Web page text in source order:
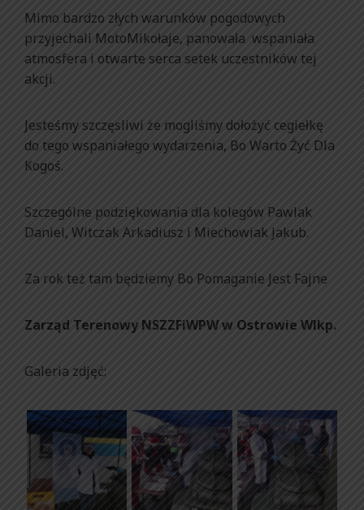
Mimo bardzo złych warunków pogodowych
przyjechali MotoMikołaje, panowała wspaniała
atmosfera i otwarte serca setek uczestników tej
akcji.
Jesteśmy szczęsliwi że mogliśmy dołożyć cegiełkę
do tego wspaniałego wydarzenia, Bo Warto Żyć Dla
Kogoś.
Szczególne podziękowania dla kolegów Pawlak
Daniel, Witczak Arkadiusz i Miechowiak Jakub.
Za rok też tam będziemy Bo Pomaganie Jest Fajne
Zarząd Terenowy NSZZFiWPW w Ostrowie Wlkp.
Galeria zdjęć: